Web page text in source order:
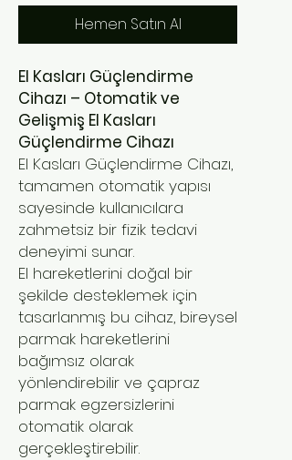
Hemen Satın Al
El Kasları Güçlendirme
Cihazı – Otomatik ve
Gelişmiş El Kasları
Güçlendirme Cihazı
El Kasları Güçlendirme Cihazı,
tamamen otomatik yapısı
sayesinde kullanıcılara
zahmetsiz bir fizik tedavi
deneyimi sunar.
El hareketlerini doğal bir
şekilde desteklemek için
tasarlanmış bu cihaz, bireysel
parmak hareketlerini
bağımsız olarak
yönlendirebilir ve çapraz
parmak egzersizlerini
otomatik olarak
gerçekleştirebilir.